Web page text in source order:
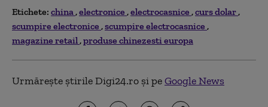
Etichete: china electronice electrocasnice curs dolar
scumpire electronice scumpire electrocasnice
magazine retail produse chinezesti europa
Urmărește știrile Digi24.ro și peGoogle News